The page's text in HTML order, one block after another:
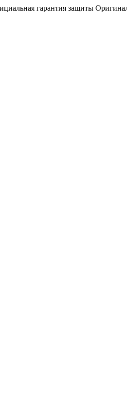
гарантия защиты